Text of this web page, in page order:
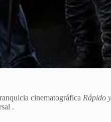
cinematográfica Rápido
.